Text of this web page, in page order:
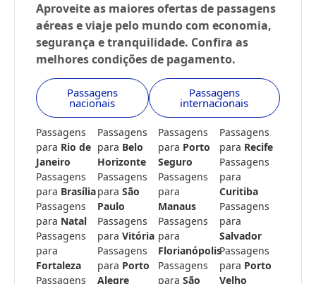
Aproveite as maiores ofertas de passagens
aéreas e viaje pelo mundo com economia,
segurança e tranquilidade. Confira as
melhores condições de pagamento.
Passagens
nacionais
Passagens
internacionais
Passagens
para Rio de
Janeiro
Passagens
para Brasília
Passagens
para Natal
Passagens
para
Fortaleza
Passagens
Passagens
para Belo
Horizonte
Passagens
para São
Paulo
Passagens
para Vitória
Passagens
para Porto
Alegre
Passagens
para Porto
Seguro
Passagens
para
Manaus
Passagens
para
Florianópolis
Passagens
para São
Passagens
para Recife
Passagens
para
Curitiba
Passagens
para
Salvador
Passagens
para Porto
Velho